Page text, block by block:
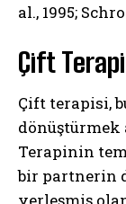
al., 1995;
Çift
Çift terapisi,
dönüştürmek
Terapinin
bir partnerin
yerleşmiş